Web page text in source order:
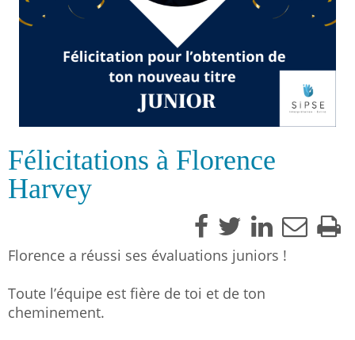
Félicitations à Florence
Harvey
Florence a réussi ses évaluations juniors !
Toute l’équipe est fière de toi et de ton
cheminement.